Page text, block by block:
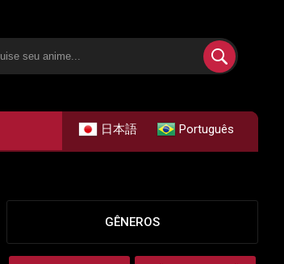
日本語 Português
GÊNEROS